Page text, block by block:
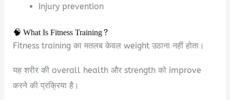
Injury prevention
🧠 What Is Fitness Training?
Fitness training का मतलब केवल weight उठाना नहीं होता।
यह शरीर की overall health और strength को improve
करने की प्रक्रिया है।